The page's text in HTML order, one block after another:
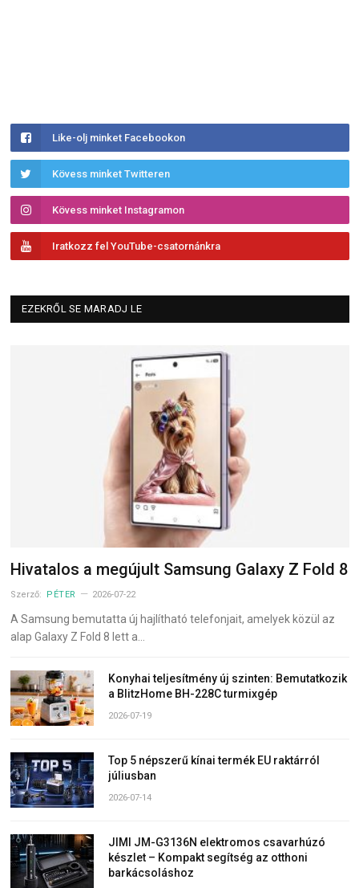
Like-olj minket Facebookon
Kövess minket Twitteren
Kövess minket Instagramon
Iratkozz fel YouTube-csatornánkra
EZEKRŐL SE MARADJ LE
Hivatalos a megújult Samsung Galaxy Z Fold 8
Szerző: PÉTER 2026-07-22
A Samsung bemutatta új hajlítható telefonjait, amelyek közül az
alap Galaxy Z Fold 8 lett a…
Konyhai teljesítmény új szinten: Bemutatkozik
a BlitzHome BH-228C turmixgép
2026-07-19
Top 5 népszerű kínai termék EU raktárról
júliusban
2026-07-14
JIMI JM-G3136N elektromos csavarhúzó
készlet – Kompakt segítség az otthoni
barkácsoláshoz